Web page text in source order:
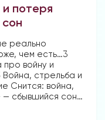
потеря
реально
чем есть…3
войну и
Война, стрельба и
Снится: война,
— сбывшийся сон…